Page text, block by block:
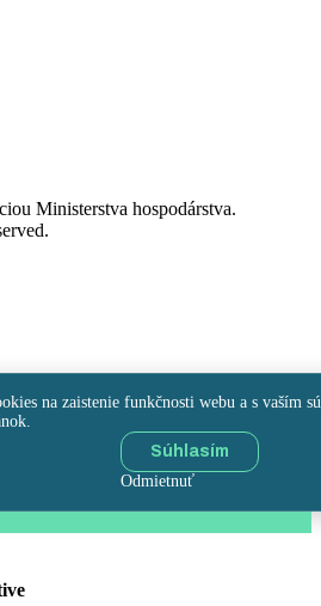
Ministerstva hospodárstva.
na zaistenie funkčnosti webu a s vaším
Súhlasím
Odmietnuť